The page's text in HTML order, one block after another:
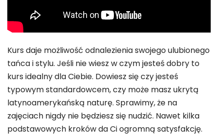
Kurs daje możliwość odnalezienia swojego ulubionego
tańca i stylu. Jeśli nie wiesz w czym jesteś dobry to
kurs idealny dla Ciebie. Dowiesz się czy jesteś
typowym standardowcem, czy może masz ukrytą
latynoamerykańską naturę. Sprawimy, że na
zajęciach nigdy nie będziesz się nudzić. Nawet kilka
podstawowych kroków da Ci ogromną satysfakcję.